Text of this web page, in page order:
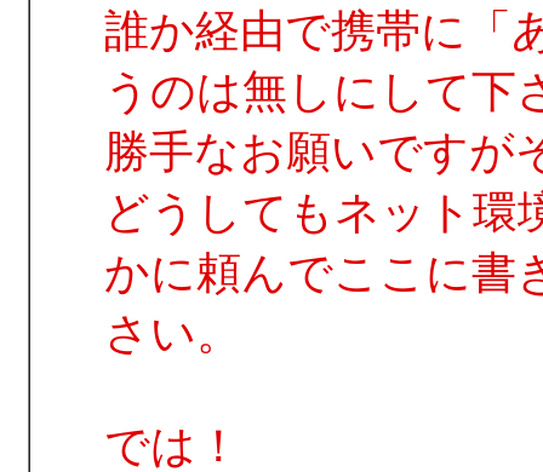
誰か経由で携帯に「
うのは無しにして下
勝手なお願いですが
どうしてもネット環
かに頼んでここに書
さい。
では！